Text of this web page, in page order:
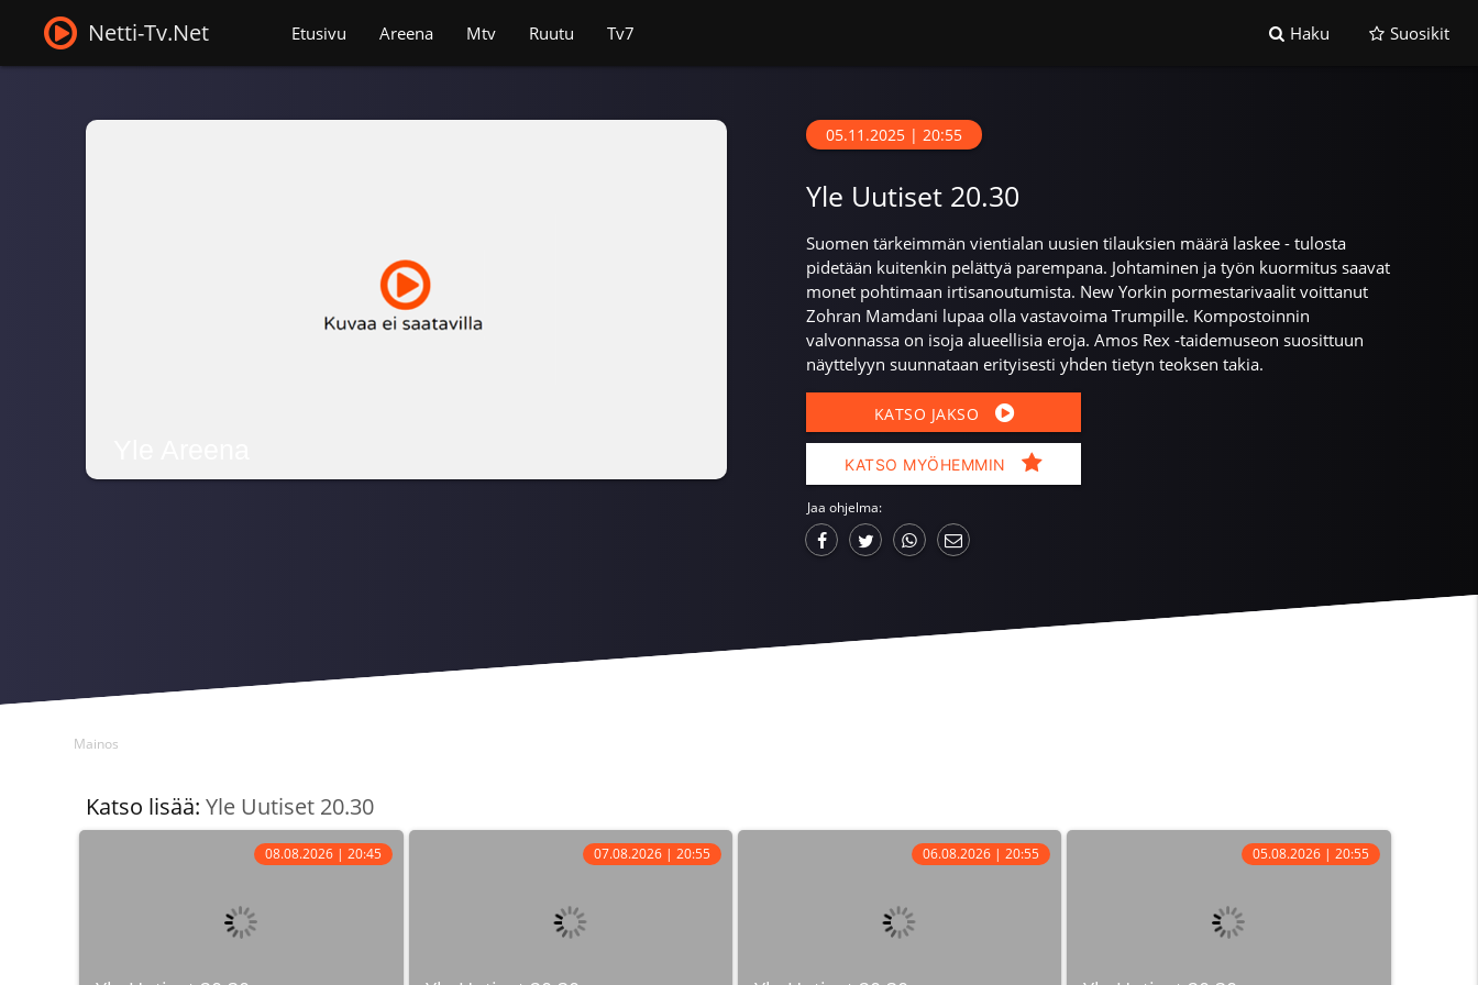
Netti-Tv.Net Etusivu Areena Mtv Ruutu Tv7 Haku Suosikit
05.11.2025 | 20:55
Yle Uutiset 20.30
Suomen tärkeimmän vientialan uusien tilauksien määrä laskee - tulosta
pidetään kuitenkin pelättyä parempana. Johtaminen ja työn kuormitus saavat
monet pohtimaan irtisanoutumista. New Yorkin pormestarivaalit voittanut
Zohran Mamdani lupaa olla vastavoima Trumpille. Kompostoinnin
valvonnassa on isoja alueellisia eroja. Amos Rex -taidemuseon suosittuun
näyttelyyn suunnataan erityisesti yhden tietyn teoksen takia.
KATSO JAKSO
KATSO MYÖHEMMIN
Jaa ohjelma:
Mainos
Katso lisää:Yle Uutiset 20.30
08.08.2026 | 20:45 07.08.2026 | 20:55 06.08.2026 | 20:55 05.08.2026 | 20:55